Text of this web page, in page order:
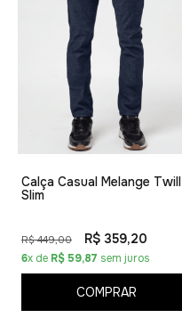
Calça Casual Melange Twill
Slim
R$ 449,00 R$ 359,20
6x de R$ 59,87 sem juros
COMPRAR